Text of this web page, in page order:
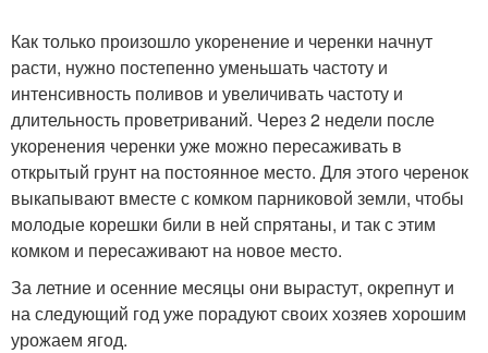
Как только произошло укоренение и черенки начнут
расти, нужно постепенно уменьшать частоту и
интенсивность поливов и увеличивать частоту и
длительность проветриваний. Через 2 недели после
укоренения черенки уже можно пересаживать в
открытый грунт на постоянное место. Для этого черенок
выкапывают вместе с комком парниковой земли, чтобы
молодые корешки били в ней спрятаны, и так с этим
комком и пересаживают на новое место.
За летние и осенние месяцы они вырастут, окрепнут и
на следующий год уже порадуют своих хозяев хорошим
урожаем ягод.